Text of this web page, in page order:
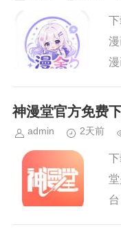
神漫堂官方免费
admin 2天前